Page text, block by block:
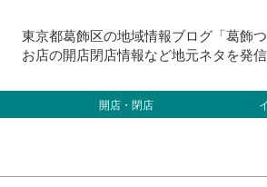
東京都葛飾区の地域情報ブログ「葛飾
お店の開店閉店情報など地元ネタを発
開店・閉店